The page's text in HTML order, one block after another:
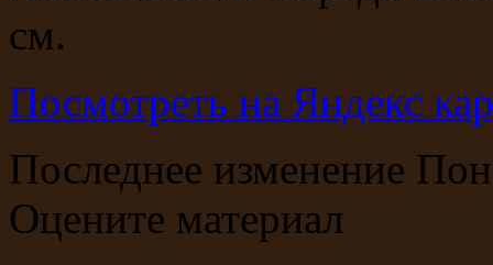
см.
Посмотреть на Яндекс
Последнее изменение
Оцените материал